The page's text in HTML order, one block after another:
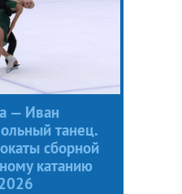
— Иван
танец.
сборной
катанию